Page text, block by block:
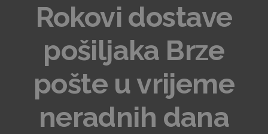
Rokovi dostave
pošiljaka Brze
pošte u vrijeme
neradnih dana